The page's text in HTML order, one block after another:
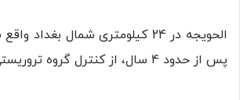
الحویجه در 24 کیلومتری شمال
پس از حدود 4 سال، از کنترل گروه تروریستی داعش خارج شد.